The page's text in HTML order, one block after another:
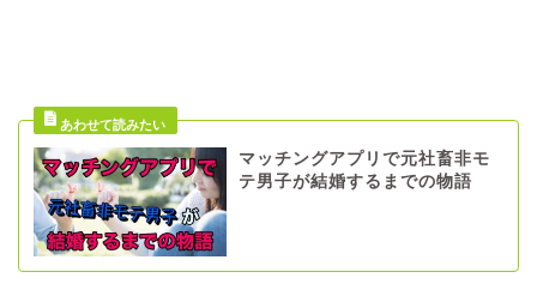
マッチングアプリで元社畜非モ
テ男子が結婚するまでの物語